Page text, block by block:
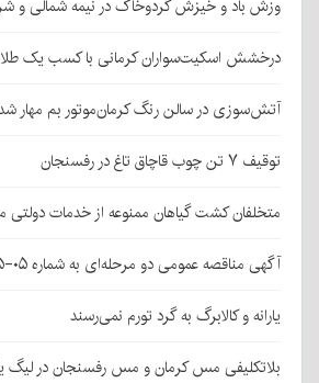
وزش باد و خیزش گردوخاک در نیمه شمالی و
درخشش اسکیت‌سواران کرمانی با کسب یک
آتش‌سوزی در سالن رنگ کرمان‌موتور بم مهار
توقیف ۷ تن چوب قاچاق تاغ در رفسنجان
متخلفان کشت گیاهان ممنوعه از خدمات
آگهی مناقصه عمومی دو مرحله‌ای به شماره ۰۵-۱۴۰۵ (تجدید اول)
یارانه و کالابرگ به گرد تورم نمی‌رسند
بلاتکلیفی مس کرمان و مس رفسنجان در